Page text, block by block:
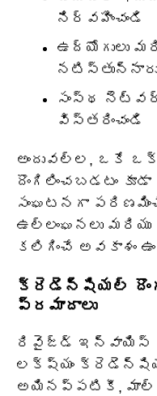
నిర్వహించండి
ఉద్యోగులు
సంస్థ
విస్తరించండి
అందువల్ల, ఒకే
దొంగిలించబడటం
సంఘటనగా
ఉల్లంఘనలు
కలిగించే అవకాశం
క్రెడెన్షియల్
ప్రమాదాలు
రివైజ్డ్ ఇన్వాయిస్
లక్ష్యం
అయినప్పటికీ,